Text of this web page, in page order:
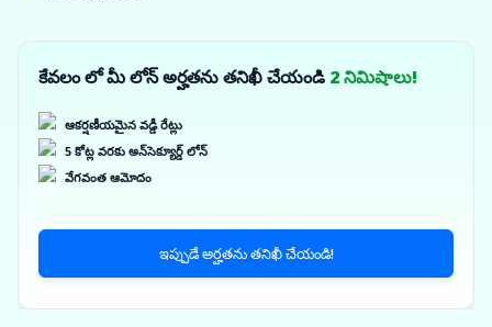
కేవలం లో మీ లోన్ అర్హతను తనిఖీ చేయండి 2 నిమిషాలు!
ఆకర్షణీయమైన వడ్డీ రేట్లు
5 కోట్ల వరకు అన్‌సెక్యూర్డ్ లోన్
వేగవంత ఆమోదం
ఇప్పుడే అర్హతను తనిఖీ చేయండి!